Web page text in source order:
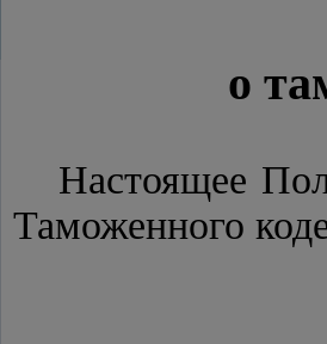
о
Настоящее
Таможенного